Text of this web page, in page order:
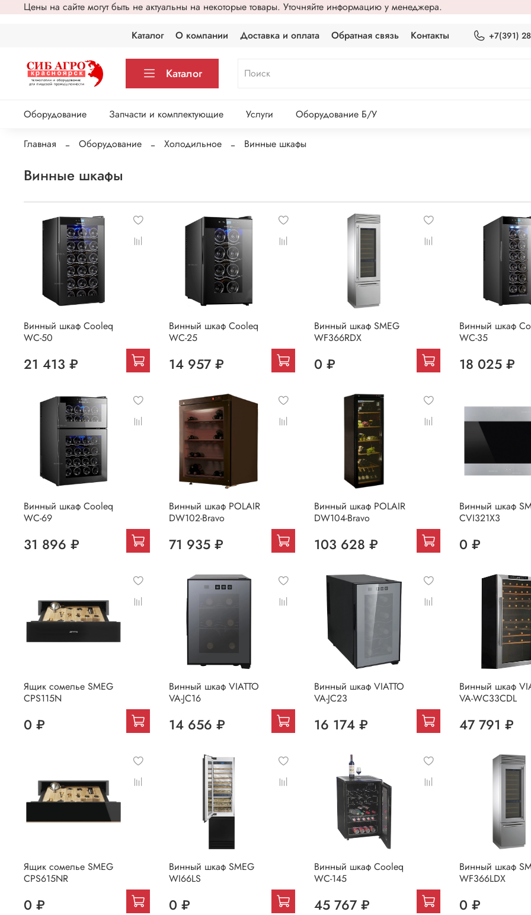
Цены на сайте могут быть не актуальны на некоторые товары. Уточняйте информацию у менеджера.
Каталог О компании Доставка и оплата Обратная связь Контакты +7(391)
Каталог
Оборудование Запчасти и комплектующие Услуги Оборудование Б/У
Главная Оборудование Холодильное Винные шкафы
Винные шкафы
Винный шкаф Cooleq
WC-50
21 413 ₽
Винный шкаф Cooleq
WC-25
14 957 ₽
Винный шкаф SMEG
WF366RDX
0 ₽
Винный шкаф
WC-35
18 025 ₽
Винный шкаф Cooleq
WC-69
31 896 ₽
Винный шкаф POLAIR
DW102-Bravo
71 935 ₽
Винный шкаф POLAIR
DW104-Bravo
103 628 ₽
Винный шкаф
CVI321X3
0 ₽
Ящик сомелье SMEG
CPS115N
0 ₽
Винный шкаф VIATTO
VA-JC16
14 656 ₽
Винный шкаф VIATTO
VA-JC23
16 174 ₽
Винный шкаф
VA-WC33CDL
47 791 ₽
Ящик сомелье SMEG
CPS615NR
0 ₽
Винный шкаф SMEG
WI66LS
0 ₽
Винный шкаф Cooleq
WC-145
45 767 ₽
Винный шкаф
WF366LDX
0 ₽